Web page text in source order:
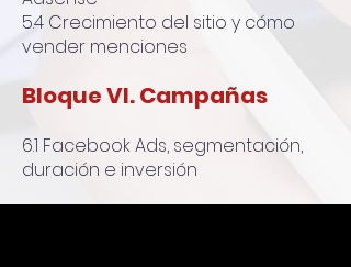
5.4 Crecimiento del sitio y cómo
vender menciones
Bloque VI. Campañas
6.1 Facebook Ads, segmentación,
duración e inversión